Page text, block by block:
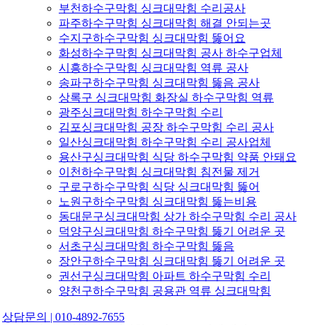
부천하수구막힘 싱크대막힘 수리공사
파주하수구막힘 싱크대막힘 해결 안되는곳
수지구하수구막힘 싱크대막힘 뚫어요
화성하수구막힘 싱크대막힘 공사 하수구업체
시흥하수구막힘 싱크대막힘 역류 공사
송파구하수구막힘 싱크대막힘 뚫음 공사
상록구 싱크대막힘 화장실 하수구막힘 역류
광주싱크대막힘 하수구막힘 수리
김포싱크대막힘 공장 하수구막힘 수리 공사
일산싱크대막힘 하수구막힘 수리 공사업체
용산구싱크대막힘 식당 하수구막힘 약품 안돼요
이천하수구막힘 싱크대막힘 침전물 제거
구로구하수구막힘 식당 싱크대막힘 뚫어
노원구하수구막힘 싱크대막힘 뚫는비용
동대문구싱크대막힘 상가 하수구막힘 수리 공사
덕양구싱크대막힘 하수구막힘 뚫기 어려운 곳
서초구싱크대막힘 하수구막힘 뚫음
장안구하수구막힘 싱크대막힘 뚫기 어려운 곳
권선구싱크대막힘 아파트 하수구막힘 수리
양천구하수구막힘 공용관 역류 싱크대막힘
상담문의 | 010-4892-7655